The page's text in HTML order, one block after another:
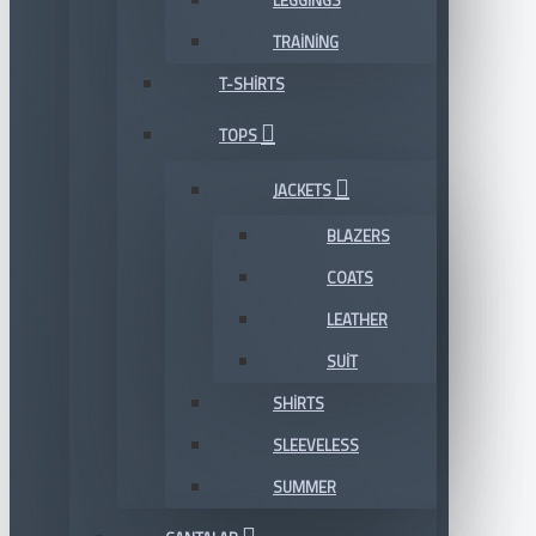
TRAINING
T-SHIRTS
TOPS
JACKETS
BLAZERS
COATS
LEATHER
SUIT
SHIRTS
SLEEVELESS
SUMMER